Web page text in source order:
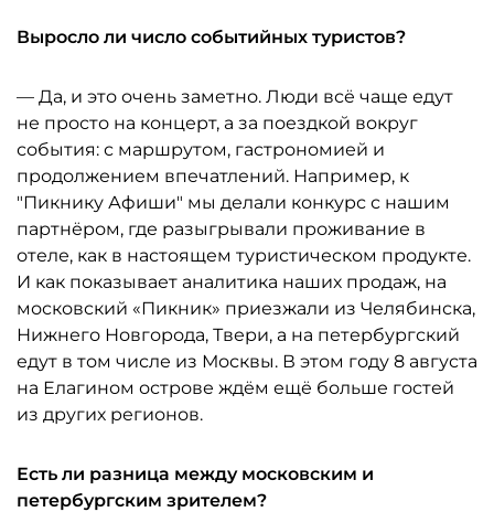
Выросло ли число событийных туристов?
— Да, и это очень заметно. Люди всё чаще едут
не просто на концерт, а за поездкой вокруг
события: с маршрутом, гастрономией и
продолжением впечатлений. Например, к
"Пикнику Афиши" мы делали конкурс с нашим
партнёром, где разыгрывали проживание в
отеле, как в настоящем туристическом продукте.
И как показывает аналитика наших продаж, на
московский «Пикник» приезжали из Челябинска,
Нижнего Новгорода, Твери, а на петербургский
едут в том числе из Москвы. В этом году 8 августа
на Елагином острове ждём ещё больше гостей
из других регионов.
Есть ли разница между московским и
петербургским зрителем?